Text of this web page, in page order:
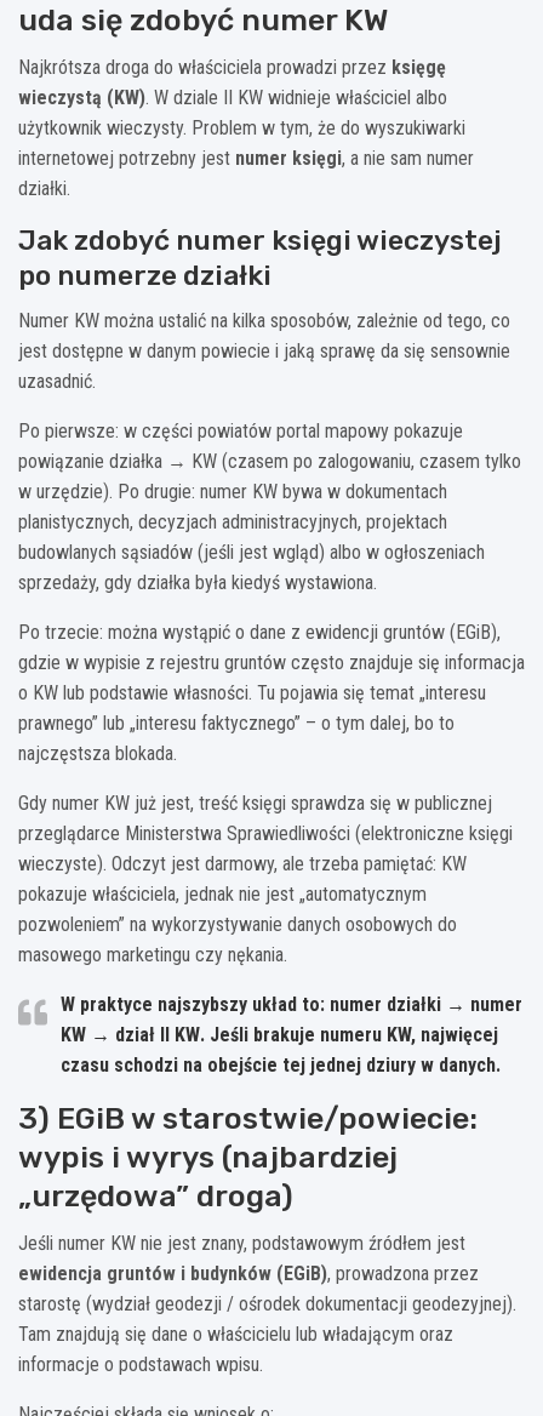
uda się zdobyć numer KW
Najkrótsza droga do właściciela prowadzi przez księgę
wieczystą (KW). W dziale II KW widnieje właściciel albo
użytkownik wieczysty. Problem w tym, że do wyszukiwarki
internetowej potrzebny jest numer księgi, a nie sam numer
działki.
Jak zdobyć numer księgi wieczystej
po numerze działki
Numer KW można ustalić na kilka sposobów, zależnie od tego, co
jest dostępne w danym powiecie i jaką sprawę da się sensownie
uzasadnić.
Po pierwsze: w części powiatów portal mapowy pokazuje
powiązanie działka → KW (czasem po zalogowaniu, czasem tylko
w urzędzie). Po drugie: numer KW bywa w dokumentach
planistycznych, decyzjach administracyjnych, projektach
budowlanych sąsiadów (jeśli jest wgląd) albo w ogłoszeniach
sprzedaży, gdy działka była kiedyś wystawiona.
Po trzecie: można wystąpić o dane z ewidencji gruntów (EGiB),
gdzie w wypisie z rejestru gruntów często znajduje się informacja
o KW lub podstawie własności. Tu pojawia się temat „interesu
prawnego” lub „interesu faktycznego” – o tym dalej, bo to
najczęstsza blokada.
Gdy numer KW już jest, treść księgi sprawdza się w publicznej
przeglądarce Ministerstwa Sprawiedliwości (elektroniczne księgi
wieczyste). Odczyt jest darmowy, ale trzeba pamiętać: KW
pokazuje właściciela, jednak nie jest „automatycznym
pozwoleniem” na wykorzystywanie danych osobowych do
masowego marketingu czy nękania.
W praktyce najszybszy układ to: numer działki → numer
KW → dział II KW. Jeśli brakuje numeru KW, najwięcej
czasu schodzi na obejście tej jednej dziury w danych.
3) EGiB w starostwie/powiecie:
wypis i wyrys (najbardziej
„urzędowa” droga)
Jeśli numer KW nie jest znany, podstawowym źródłem jest
ewidencja gruntów i budynków (EGiB), prowadzona przez
starostę (wydział geodezji / ośrodek dokumentacji geodezyjnej).
Tam znajdują się dane o właścicielu lub władającym oraz
informacje o podstawach wpisu.